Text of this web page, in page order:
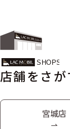
店舗をさが
宮城店